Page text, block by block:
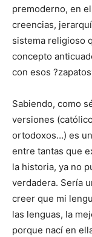
premoderno, en
creencias,
sistema religioso
concepto
con esos
Sabiendo, como
versiones
ortodoxos…) es
entre tantas que
la historia, ya no
verdadera. Sería
creer que mi
las lenguas, la
porque nací en